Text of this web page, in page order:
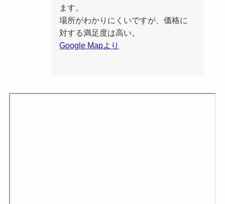
ます。
場所がわかりにくいですが、価格に
対する満足度は高い。
Google Mapより